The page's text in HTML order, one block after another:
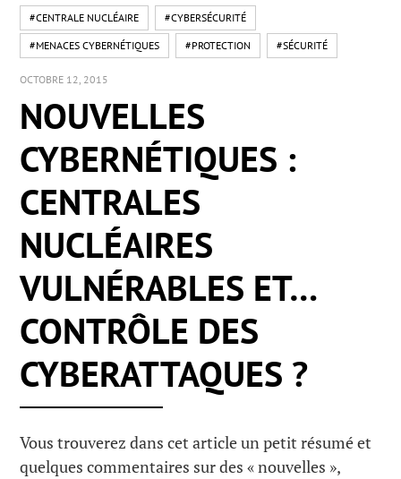
#CENTRALE NUCLÉAIRE #CYBERSÉCURITÉ
#MENACES CYBERNÉTIQUES #PROTECTION #SÉCURITÉ
OCTOBRE 12, 2015
NOUVELLES
CYBERNÉTIQUES :
CENTRALES
NUCLÉAIRES
VULNÉRABLES ET…
CONTRÔLE DES
CYBERATTAQUES ?
Vous trouverez dans cet article un petit résumé et
quelques commentaires sur des « nouvelles »,